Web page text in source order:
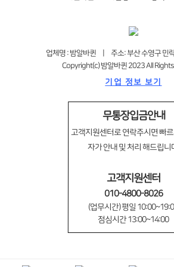
업체명 : 밤알바퀸 | 주소: 부산 수영구 민
Copyright(c) 밤알바퀸 2023 All
기업 정보 보기
무통장입금안내
고객지원센터로 연락주시면 빠
자가 안내 및 처리 해드립니
고객지원센터
010-4800-8026
(업무시간) 평일
점심시간 13:00~14:00